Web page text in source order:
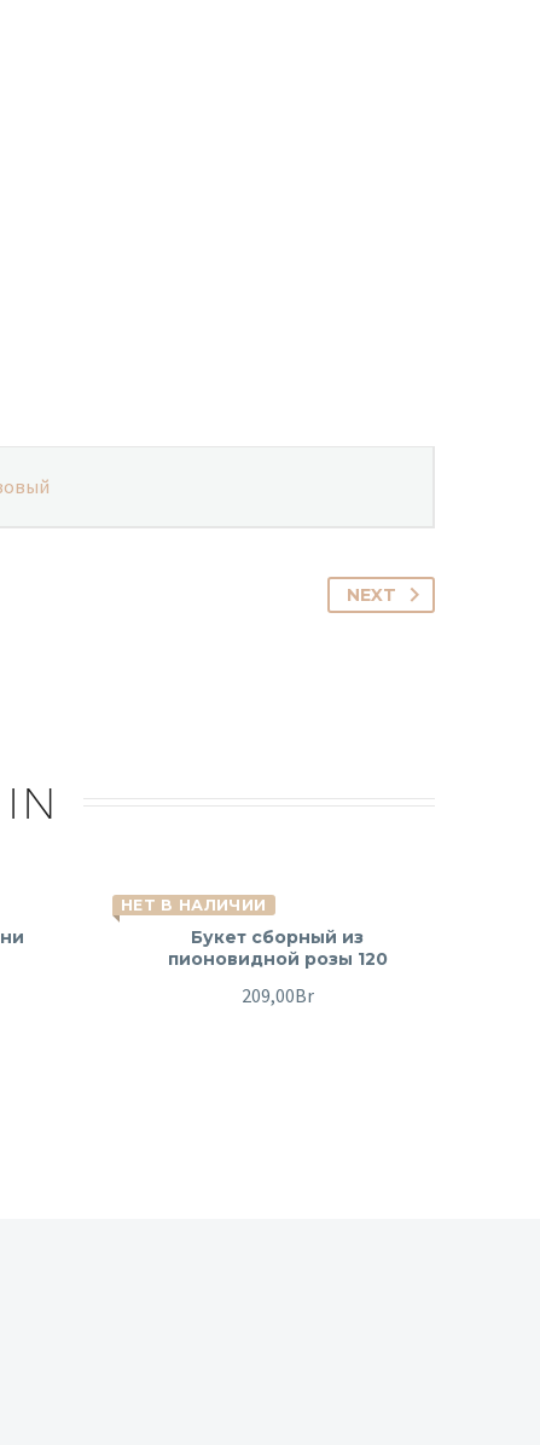
NEXT
НЕТ В НАЛИЧИИ
Букет сборный из
пионовидной розы 120
209,00Br